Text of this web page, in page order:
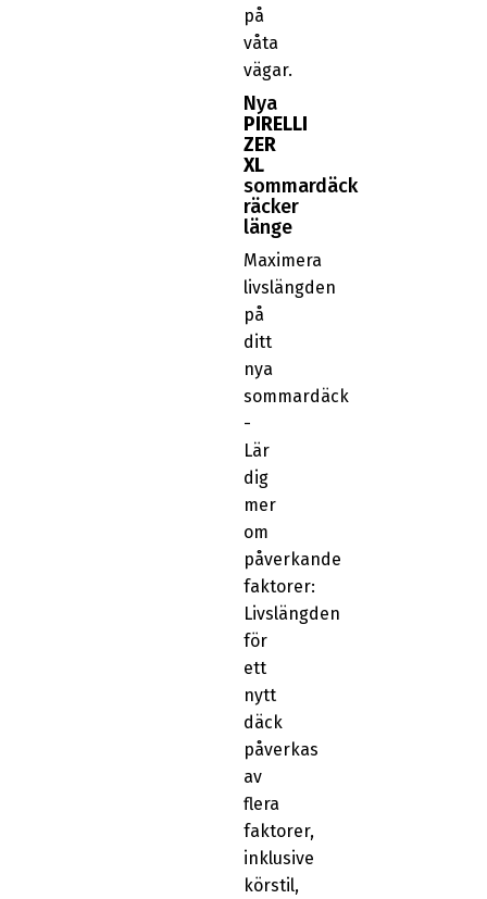
på
våta
vägar.
Nya
PIRELLI
ZER
XL
sommardäck
räcker
länge
Maximera
livslängden
på
ditt
nya
sommardäck
-
Lär
dig
mer
om
påverkande
faktorer:
Livslängden
för
ett
nytt
däck
påverkas
av
flera
faktorer,
inklusive
körstil,